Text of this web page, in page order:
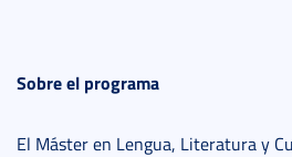
Sobre el programa
El Máster en Lengua, Literatura y